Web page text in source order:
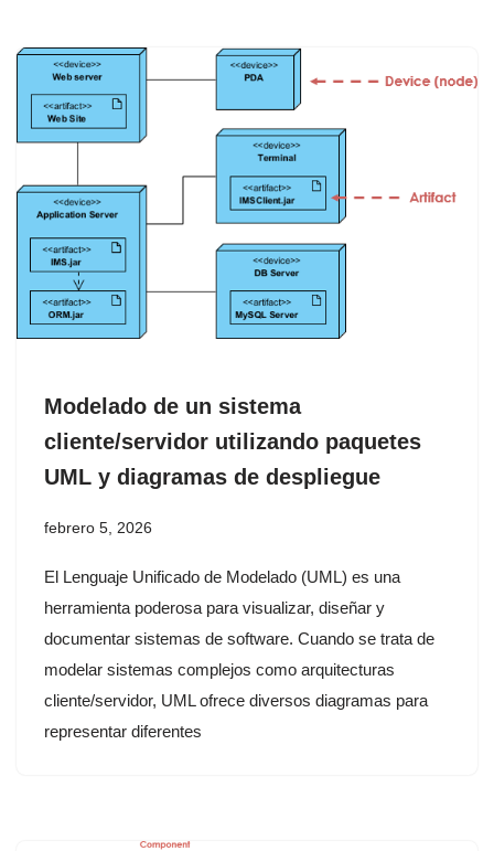
Modelado de un sistema
cliente/servidor utilizando paquetes
UML y diagramas de despliegue
febrero 5, 2026
El Lenguaje Unificado de Modelado (UML) es una
herramienta poderosa para visualizar, diseñar y
documentar sistemas de software. Cuando se trata de
modelar sistemas complejos como arquitecturas
cliente/servidor, UML ofrece diversos diagramas para
representar diferentes